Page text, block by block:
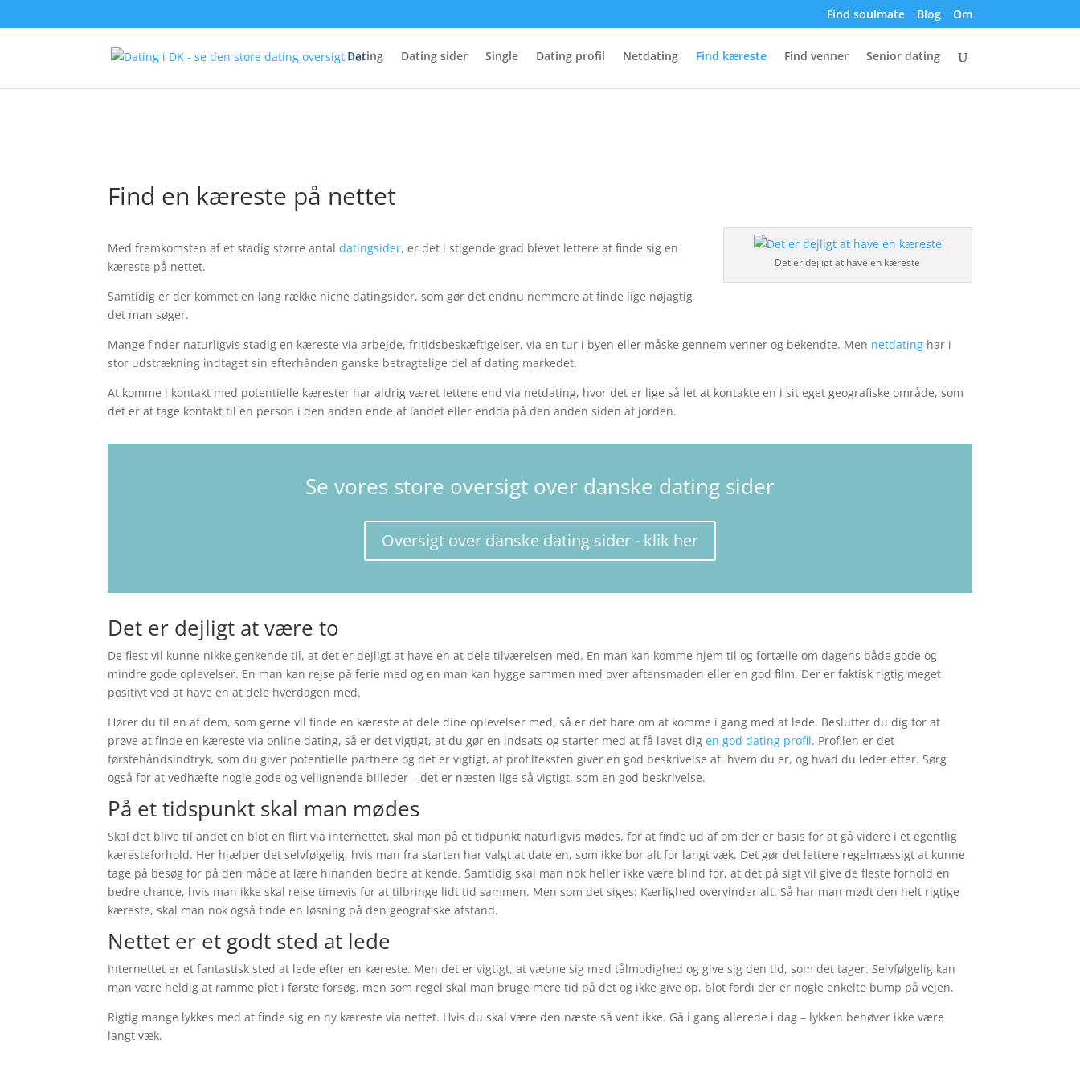
Find soulmate Blog Om
Dating Dating sider Single Dating profil Netdating Find kæreste Find venner Senior dating
Find en kæreste på nettet
Det er dejligt at have en kæreste
Med fremkomsten af et stadig større antaldatingsider, er det i stigende grad blevet lettere at finde sig en
kæreste på nettet.
Samtidig er der kommet en lang række niche datingsider, som gør det endnu nemmere at finde lige nøjagtig
det man søger.
Mange finder naturligvis stadig en kæreste via arbejde, fritidsbeskæftigelser, via en tur i byen eller måske gennem venner og bekendte. Men netdating har i
stor udstrækning indtaget sin efterhånden ganske betragtelige del af dating markedet.
At komme i kontakt med potentielle kærester har aldrig været lettere end via netdating, hvor det er lige så let at kontakte en i sit eget geografiske område, som
det er at tage kontakt til en person i den anden ende af landet eller endda på den anden siden af jorden.
Se vores store oversigt over danske dating sider
Oversigt over danske dating sider - klik her
Det er dejligt at være to
De flest vil kunne nikke genkende til, at det er dejligt at have en at dele tilværelsen med. En man kan komme hjem til og fortælle om dagens både gode og
mindre gode oplevelser. En man kan rejse på ferie med og en man kan hygge sammen med over aftensmaden eller en god film. Der er faktisk rigtig meget
positivt ved at have en at dele hverdagen med.
Hører du til en af dem, som gerne vil finde en kæreste at dele dine oplevelser med, så er det bare om at komme i gang med at lede. Beslutter du dig for at
prøve at finde en kæreste via online dating, så er det vigtigt, at du gør en indsats og starter med at få lavet digen god dating profil. Profilen er det
førstehåndsindtryk, som du giver potentielle partnere og det er vigtigt, at profilteksten giver en god beskrivelse af, hvem du er, og hvad du leder efter. Sørg
også for at vedhæfte nogle gode og vellignende billeder – det er næsten lige så vigtigt, som en god beskrivelse.
På et tidspunkt skal man mødes
Skal det blive til andet en blot en flirt via internettet, skal man på et tidpunkt naturligvis mødes, for at finde ud af om der er basis for at gå videre i et egentlig
kæresteforhold. Her hjælper det selvfølgelig, hvis man fra starten har valgt at date en, som ikke bor alt for langt væk. Det gør det lettere regelmæssigt at kunne
tage på besøg for på den måde at lære hinanden bedre at kende. Samtidig skal man nok heller ikke være blind for, at det på sigt vil give de fleste forhold en
bedre chance, hvis man ikke skal rejse timevis for at tilbringe lidt tid sammen. Men som det siges: Kærlighed overvinder alt. Så har man mødt den helt rigtige
kæreste, skal man nok også finde en løsning på den geografiske afstand.
Nettet er et godt sted at lede
Internettet er et fantastisk sted at lede efter en kæreste. Men det er vigtigt, at væbne sig med tålmodighed og give sig den tid, som det tager. Selvfølgelig kan
man være heldig at ramme plet i første forsøg, men som regel skal man bruge mere tid på det og ikke give op, blot fordi der er nogle enkelte bump på vejen.
Rigtig mange lykkes med at finde sig en ny kæreste via nettet. Hvis du skal være den næste så vent ikke. Gå i gang allerede i dag – lykken behøver ikke være
langt væk.